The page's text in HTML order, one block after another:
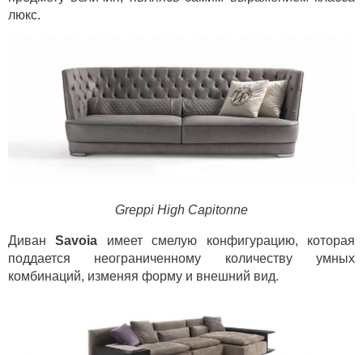
люкс.
Greppi High Capitonne
ДиванSavoia имеет смелую конфигурацию, которая
поддается неограниченному количеству умных
комбинаций, изменяя форму и внешний вид.